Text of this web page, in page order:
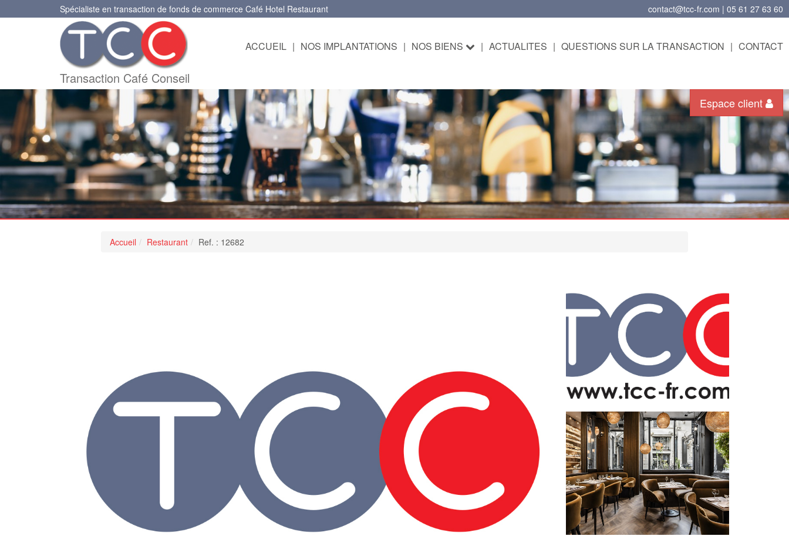
contact@tcc-fr.com | 05 61 27 63 60
Spécialiste en transaction de fonds de commerce Café Hotel Restaurant
Transaction Café Conseil
ACCUEIL | NOS IMPLANTATIONS | NOS BIENS | ACTUALITES | QUESTIONS SUR LA TRANSACTION | CONTACT
Espace client
Accueil Restaurant Ref. : 12682